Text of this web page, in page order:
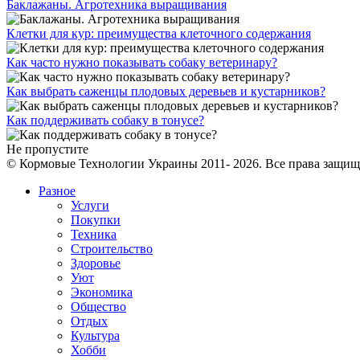
Баклажаны. Агротехника выращивания
Клетки для кур: преимущества клеточного содержания
Как часто нужно показывать собаку ветеринару?
Как выбрать саженцы плодовых деревьев и кустарников?
Как поддерживать собаку в тонусе?
Не пропустите
© Кормовые Технологии Украины 2011- 2026. Все права
Разное
Услуги
Покупки
Техника
Строительство
Здоровье
Уют
Экономика
Общество
Отдых
Культура
Хобби